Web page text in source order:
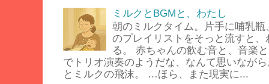
ミルクとBGMと、わたし
朝のミルクタイム。片手に哺乳
のプレイリストをそっと流すと
る。 赤ちゃんの飲む音と、音楽
でトリオ演奏のようだな、なんて思いなが
とミルクの飛沫。 …ほら、また現実に...